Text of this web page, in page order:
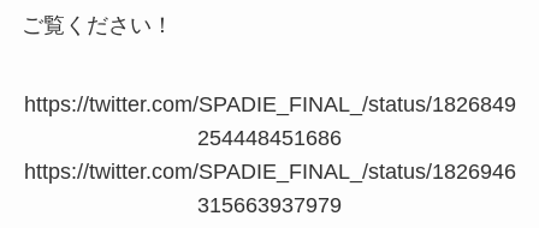
ご覧ください！
https://twitter.com/SPADIE_FINAL_/status/1826849
254448451686
https://twitter.com/SPADIE_FINAL_/status/1826946
315663937979